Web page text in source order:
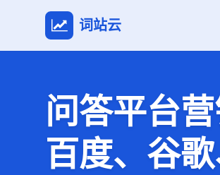
词站云
问答平台
百度、谷